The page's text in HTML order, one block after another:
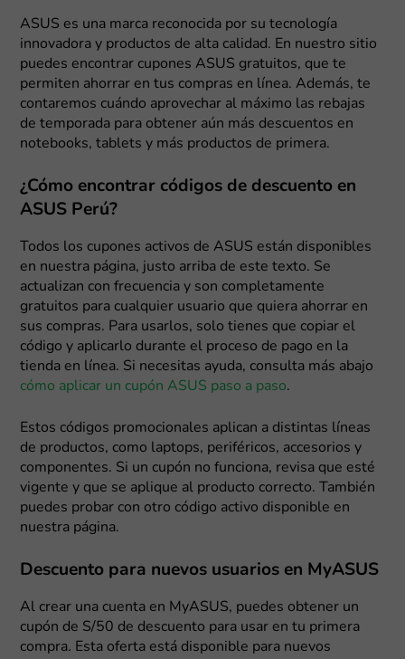
ASUS es una marca reconocida por su tecnología
innovadora y productos de alta calidad. En nuestro sitio
puedes encontrar cupones ASUS gratuitos, que te
permiten ahorrar en tus compras en línea. Además, te
contaremos cuándo aprovechar al máximo las rebajas
de temporada para obtener aún más descuentos en
notebooks, tablets y más productos de primera.
¿Cómo encontrar códigos de descuento en
ASUS Perú?
Todos los cupones activos de ASUS están disponibles
en nuestra página, justo arriba de este texto. Se
actualizan con frecuencia y son completamente
gratuitos para cualquier usuario que quiera ahorrar en
sus compras. Para usarlos, solo tienes que copiar el
código y aplicarlo durante el proceso de pago en la
tienda en línea. Si necesitas ayuda, consulta más abajo
cómo aplicar un cupón ASUS paso a paso.
Estos códigos promocionales aplican a distintas líneas
de productos, como laptops, periféricos, accesorios y
componentes. Si un cupón no funciona, revisa que esté
vigente y que se aplique al producto correcto. También
puedes probar con otro código activo disponible en
nuestra página.
Descuento para nuevos usuarios en MyASUS
Al crear una cuenta en MyASUS, puedes obtener un
cupón de S/50 de descuento para usar en tu primera
compra. Esta oferta está disponible para nuevos